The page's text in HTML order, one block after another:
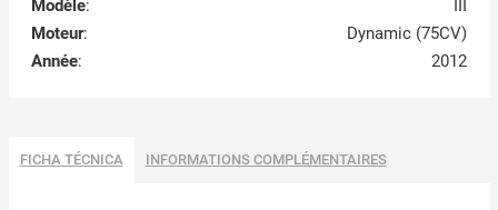
Modèle:
III
Moteur:
Dynamic (75CV)
Année: 2012
FICHA TÉCNICA INFORMATIONS COMPLÉMENTAIRES